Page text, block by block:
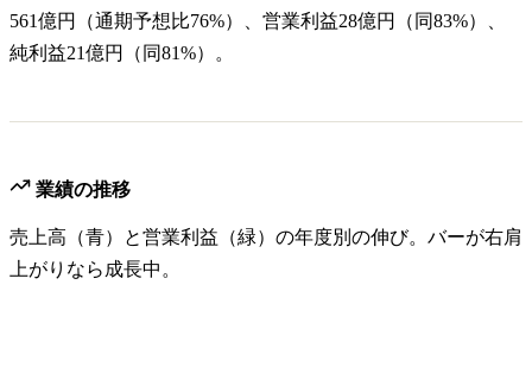
561億円（通期予想比76%）、営業利益28億円（同83%）、
純利益21億円（同81%）。
業績の推移
売上高（青）と営業利益（緑）の年度別の伸び。バーが右肩
上がりなら成長中。